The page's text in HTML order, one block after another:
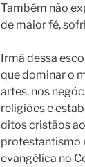
Também não
de maior fé,
Irmã dessa
que dominar o
artes, nos
religiões e
ditos cristãos
protestantismo
evangélica no